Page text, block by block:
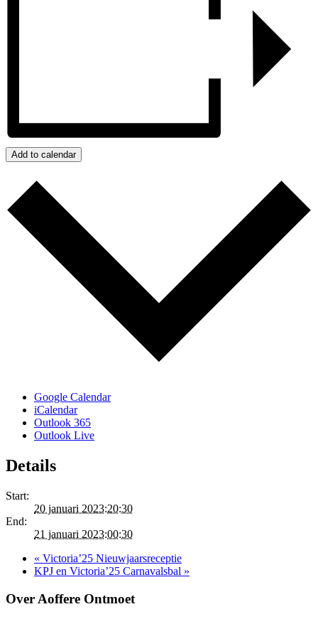
Add to calendar
Google Calendar
iCalendar
Outlook 365
Outlook Live
Details
Start:
20 januari 2023:20:30
End:
21 januari 2023:00:30
« Victoria’25 Nieuwjaarsreceptie
KPJ en Victoria’25 Carnavalsbal »
Over Aoffere Ontmoet